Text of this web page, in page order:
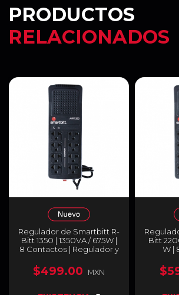
PRODUCTOS
RELACIONADOS
Regulador de Smartbitt R-
Bitt 1350 | 1350VA / 675W |
8 Contactos | Regulador y
SBAVR1350
$499.00 MXN
Bitt
W |